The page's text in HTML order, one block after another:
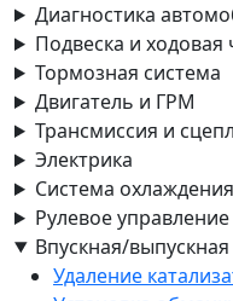
Диагностика
Подвеска и ходовая
Тормозная система
Двигатель и ГРМ
Трансмиссия и
Электрика
Система охлаждения
Рулевое управление
Впускная/
Удаление